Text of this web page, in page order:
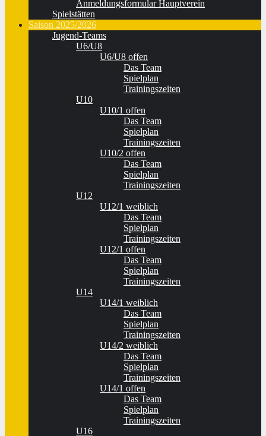
Anmeldungsformular Hauptverein
Spielstätten
Saison 2025/2026
Jugend-Teams
U6/U8
U6/U8 offen
Das Team
Spielplan
Trainingszeiten
U10
U10/1 offen
Das Team
Spielplan
Trainingszeiten
U10/2 offen
Das Team
Spielplan
Trainingszeiten
U12
U12/1 weiblich
Das Team
Spielplan
Trainingszeiten
U12/1 offen
Das Team
Spielplan
Trainingszeiten
U14
U14/1 weiblich
Das Team
Spielplan
Trainingszeiten
U14/2 weiblich
Das Team
Spielplan
Trainingszeiten
U14/1 offen
Das Team
Spielplan
Trainingszeiten
U16